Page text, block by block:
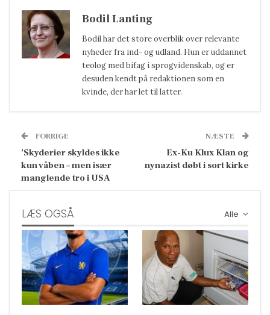
Bodil Lanting
Bodil har det store overblik over relevante
nyheder fra ind- og udland. Hun er uddannet
teolog med bifag i sprogvidenskab, og er
desuden kendt på redaktionen som en
kvinde, der har let til latter.
FORRIGE
’Skyderier skyldes ikke
kun våben – men især
manglende tro i USA
NÆSTE
Ex-Ku Klux Klan og
nynazist døbt i sort kirke
Alle
LÆS OGSÅ